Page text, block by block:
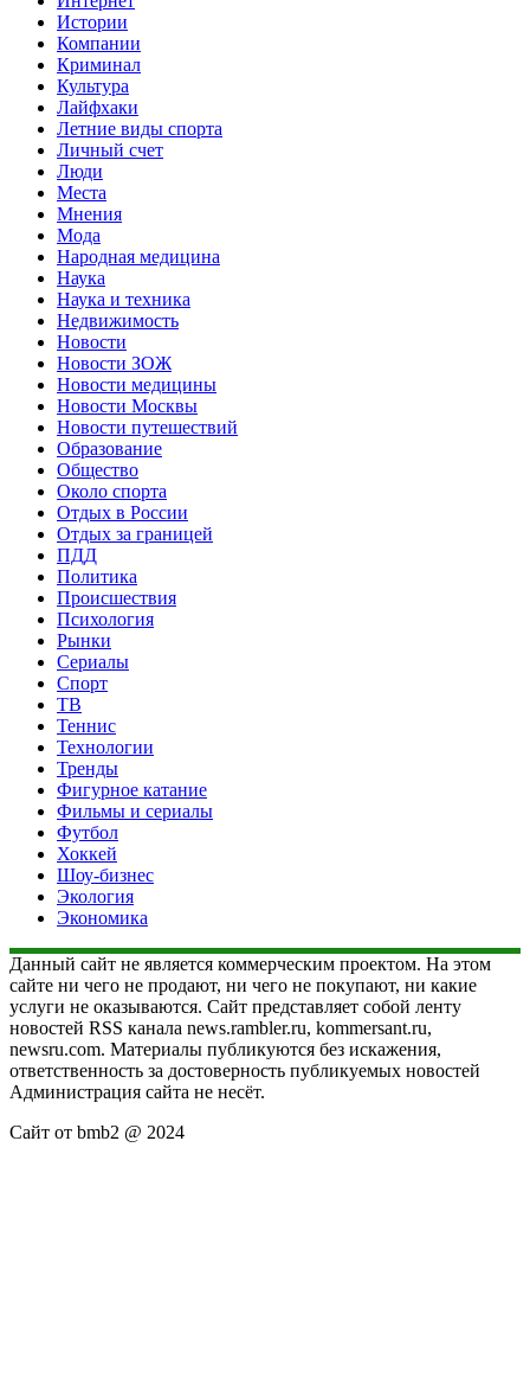
Истории
Компании
Криминал
Культура
Лайфхаки
Летние виды спорта
Личный счет
Люди
Места
Мнения
Мода
Народная медицина
Наука
Наука и техника
Недвижимость
Новости
Новости ЗОЖ
Новости медицины
Новости Москвы
Новости путешествий
Образование
Общество
Около спорта
Отдых в России
Отдых за границей
ПДД
Политика
Происшествия
Психология
Рынки
Сериалы
Спорт
ТВ
Теннис
Технологии
Тренды
Фигурное катание
Фильмы и сериалы
Футбол
Хоккей
Шоу-бизнес
Экология
Экономика
Данный сайт не является коммерческим проектом. На этом
сайте ни чего не продают, ни чего не покупают, ни какие
услуги не оказываются. Сайт представляет собой ленту
новостей RSS канала news.rambler.ru, kommersant.ru,
newsru.com. Материалы публикуются без искажения,
ответственность за достоверность публикуемых новостей
Администрация сайта не несёт.
Сайт от bmb2 @ 2024